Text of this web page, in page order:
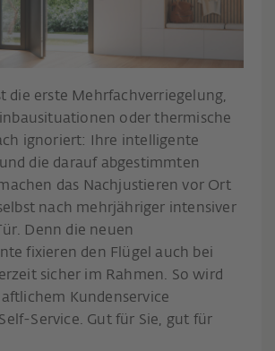
die erste Mehrfachverriegelung,
oder thermische
ignoriert: Ihre intelligente
die darauf abgestimmten
das Nachjustieren vor Ort
nach mehrjähriger intensiver
Denn die neuen
fixieren den Flügel auch bei
sicher im Rahmen. So wird
Kundenservice
Service. Gut für Sie, gut für